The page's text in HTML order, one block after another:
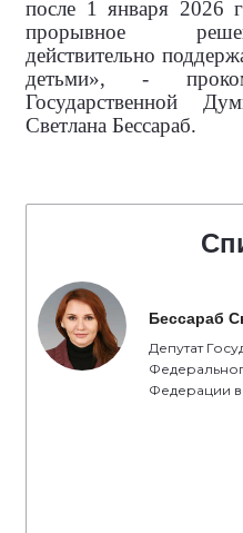
после 1 января 2026
прорывное
действительно
детьми», -
Государственной
Светлана Бессараб.
Бессараб
Депутат
Федерации